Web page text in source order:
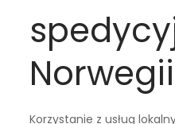
Norwegii
Korzystanie z usług